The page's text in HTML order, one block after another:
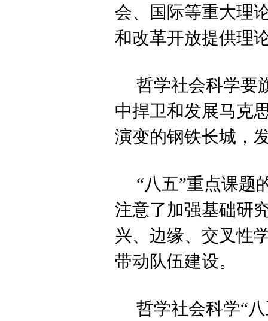
会、国际等重大理
和改革开放提供理
哲学社会科学要
中捍卫和发展马克
演变的钢铁长城，
“八五”重点课题
注意了加强基础研
兴、边缘、交叉性
带动队伍建设。
哲学社会科学“